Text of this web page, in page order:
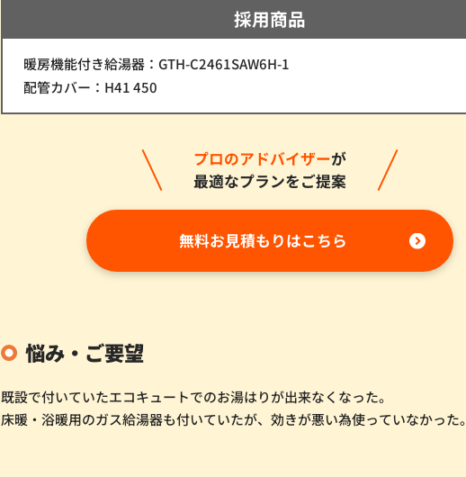
採用商品
暖房機能付き給湯器：GTH-C2461SAW6H-1
配管カバー：H41 450
プロのアドバイザーが
最適なプランをご提案
無料お見積もりはこちら
悩み・ご要望
既設で付いていたエコキュートでのお湯はりが出来なくなった。
床暖・浴暖用のガス給湯器も付いていたが、効きが悪い為使っていなかった。